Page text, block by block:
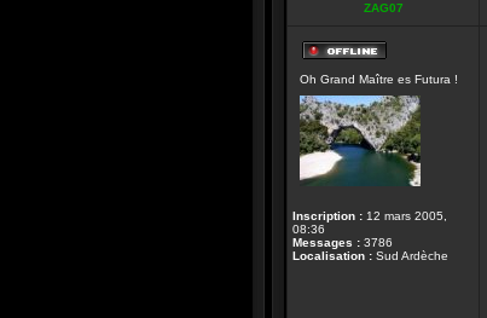
ZAG07
ligne
Oh Grand Maître es Futura !
Inscription : 12 mars 2005,
08:36
Messages : 3786
Localisation : Sud Ardèche